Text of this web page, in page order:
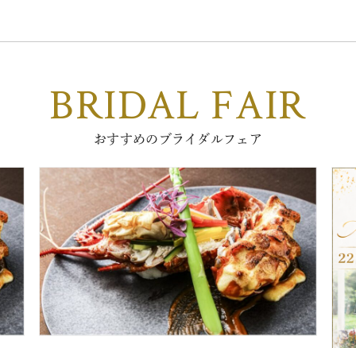
BRIDAL FAIR
おすすめのブライダルフェア